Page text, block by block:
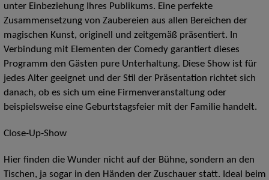
unter Einbeziehung Ihres Publikums. Eine perfekte
Zusammensetzung von Zaubereien aus allen Bereichen der
magischen Kunst, originell und zeitgemäß präsentiert. In
Verbindung mit Elementen der Comedy garantiert dieses
Programm den Gästen pure Unterhaltung. Diese Show ist für
jedes Alter geeignet und der Stil der Präsentation richtet sich
danach, ob es sich um eine Firmenveranstaltung oder
beispielsweise eine Geburtstagsfeier mit der Familie handelt.
Close-Up-Show
Hier finden die Wunder nicht auf der Bühne, sondern an den
Tischen, ja sogar in den Händen der Zuschauer statt. Ideal beim